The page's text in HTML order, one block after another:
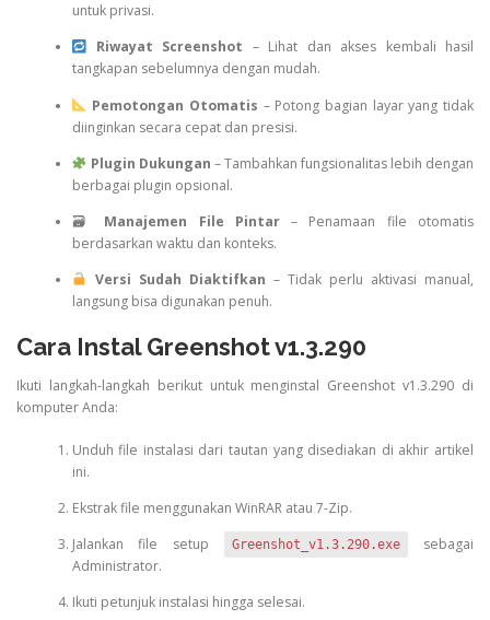
untuk privasi.
Riwayat Screenshot – Lihat dan akses kembali hasil
tangkapan sebelumnya dengan mudah.
Pemotongan Otomatis – Potong bagian layar yang tidak
diinginkan secara cepat dan presisi.
Plugin Dukungan – Tambahkan fungsionalitas lebih dengan
berbagai plugin opsional.
🗃 Manajemen File Pintar– Penamaan file otomatis
berdasarkan waktu dan konteks.
Versi Sudah Diaktifkan – Tidak perlu aktivasi manual,
langsung bisa digunakan penuh.
Cara Instal Greenshot v1.3.290
Ikuti langkah-langkah berikut untuk menginstal Greenshot v1.3.290 di
komputer Anda:
Unduh file instalasi dari tautan yang disediakan di akhir artikel
ini.
Ekstrak file menggunakan WinRAR atau 7-Zip.
Jalankan file setup
Greenshot_v1.3.290.exe
sebagai
Administrator.
Ikuti petunjuk instalasi hingga selesai.